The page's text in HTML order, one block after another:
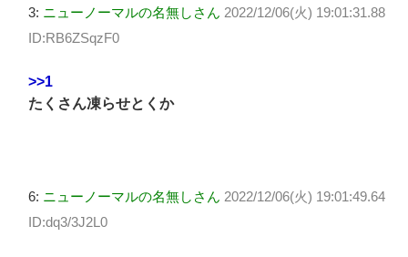
3: ニューノーマルの名無しさん 2022/12/06(火) 19:01:31.88
ID:RB6ZSqzF0
>>1
たくさん凍らせとくか
6: ニューノーマルの名無しさん 2022/12/06(火) 19:01:49.64
ID:dq3/3J2L0